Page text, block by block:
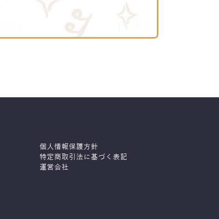
個人情報保護方針
特定商取引法に基づく表記
運営会社